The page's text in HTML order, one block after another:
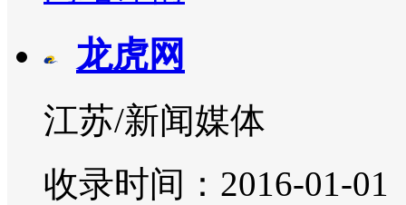
龙虎网
江苏/新闻媒体
收录时间：2016-01-01